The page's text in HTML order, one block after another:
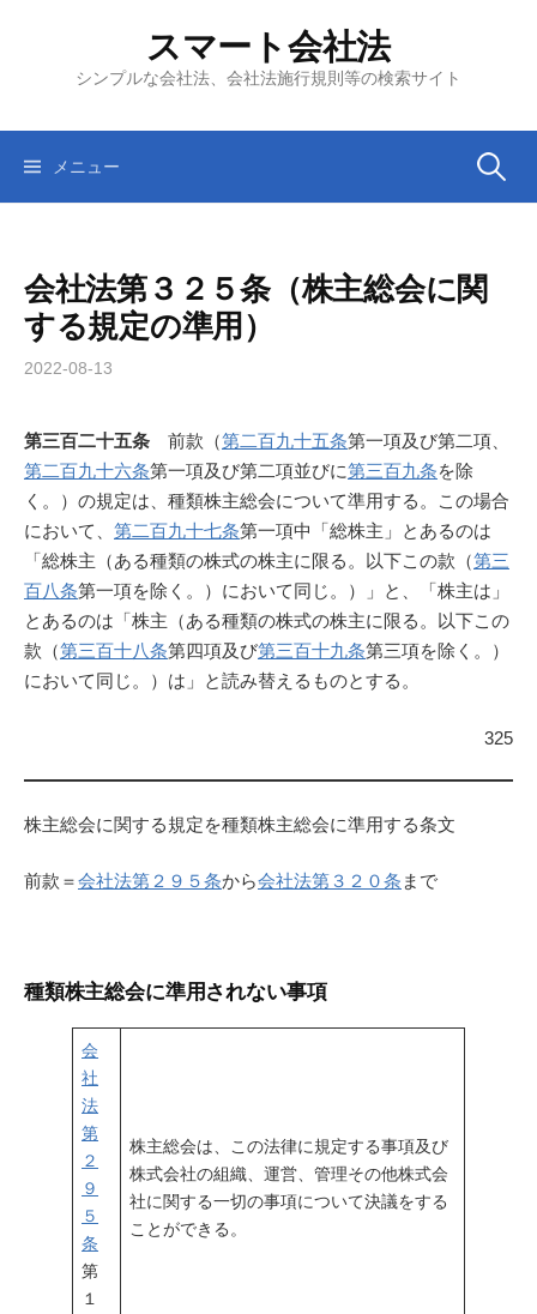
ツ
スマート会社法
シンプルな会社法、会社法施行規則等の検索サイト
メニュー 検
会社法第３２５条（株主総会に関
する規定の準用）
2022-08-13
第三百二十五条 前款（第二百九十五条第一項及び第二項、
第二百九十六条第一項及び第二項並びに第三百九条を除
く。）の規定は、種類株主総会について準用する。この場合
において、 第二百九十七条第一項中「総株主」とあるのは
「総株主（ある種類の株式の株主に限る。以下この款（第三
百八条第一項を除く。）において同じ。）」と、「株主は」
とあるのは「株主（ある種類の株式の株主に限る。以下この
款（第三百十八条第四項及び第三百十九条第三項を除く。）
において同じ。）は」と読み替えるものとする。
325
株主総会に関する規定を種類株主総会に準用する条文
前款＝会社法第２９５条から会社法第３２０条 まで
種類株主総会に準用されない事項
会
社
法
第
２
９
５
条
第
１
株主総会は、この法律に規定する事項及び
株式会社の組織、運営、管理その他株式会
社に関する一切の事項について決議をする
ことができる。